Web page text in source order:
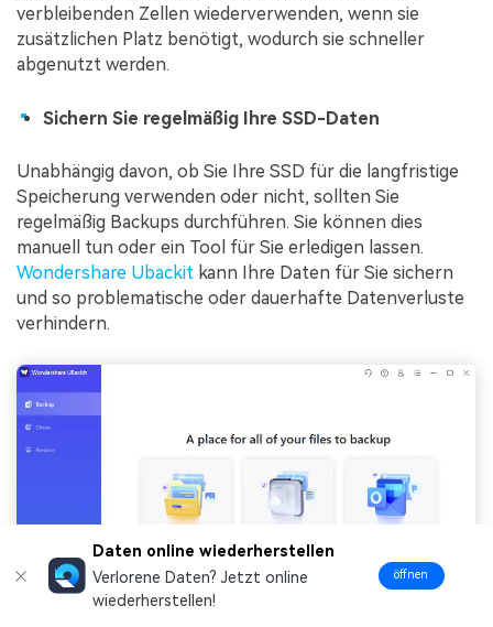
verbleibenden Zellen wiederverwenden, wenn sie
zusätzlichen Platz benötigt, wodurch sie schneller
abgenutzt werden.
Sichern Sie regelmäßig Ihre SSD-Daten
Unabhängig davon, ob Sie Ihre SSD für die langfristige
Speicherung verwenden oder nicht, sollten Sie
regelmäßig Backups durchführen. Sie können dies
manuell tun oder ein Tool für Sie erledigen lassen.
Wondershare Ubackit kann Ihre Daten für Sie sichern
und so problematische oder dauerhafte Datenverluste
verhindern.
Daten online wiederherstellen
Verlorene Daten? Jetzt online
wiederherstellen!
öffnen